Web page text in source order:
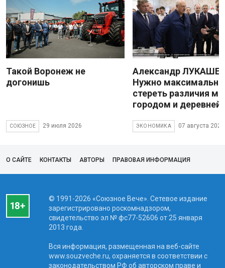
Такой Воронеж не
догонишь
СОЮЗНОЕ 29 июля 2026
Александр
Нужно максимально
стереть различия
городом и деревней
ЭКОНОМИКА 07 августа 2026
О САЙТЕ КОНТАКТЫ АВТОРЫ ПРАВОВАЯ ИНФОРМАЦИЯ
© 1991-2026 «Союзное Вече». Сетевое издание
зарегистрировано роскомнадзором,
свидетельство эл № фc77-52606 от 25 января
2013 года.
Вся информация, размещенная на веб-сайте
www.souzveche.ru, охраняется в соответствии с
законодательством РФ об авторском праве и